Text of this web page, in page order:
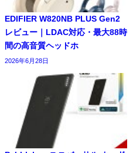
EDIFIER W820NB PLUS Gen2
レビュー｜LDAC対応・最大88時
間の高音質ヘッドホ
2026年6月28日